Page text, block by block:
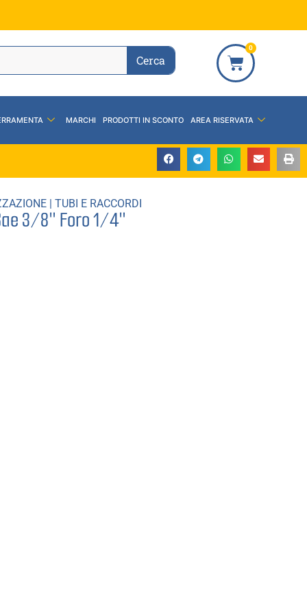
Cerca
0
MARCHI PRODOTTI IN SCONTO AREA RISERVATA
| TUBI E RACCORDI
3/8″ Foro 1/4″